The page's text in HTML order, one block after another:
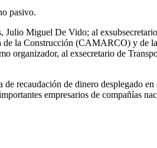
pasivo.
Miguel De Vido; al
de la Construcción (CAMARCO) y
organizador, al exsecretario de
recaudación de dinero desplegado
empresarios de compañías